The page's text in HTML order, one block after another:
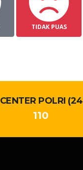
TIDAK PUAS
POLRI
110